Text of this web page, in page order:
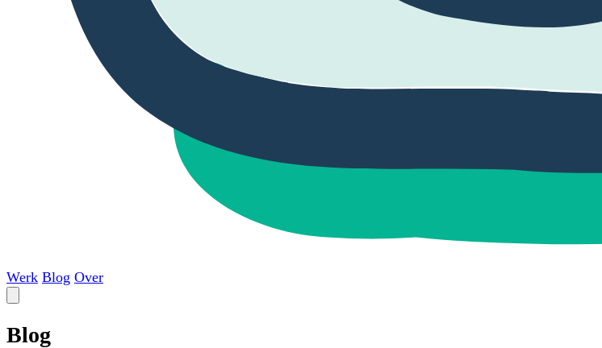
Werk Blog Over
Blog